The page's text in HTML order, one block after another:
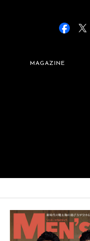
MAGAZINE